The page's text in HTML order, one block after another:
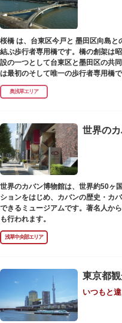
桜橋 は、台東区今戸と 墨田区向島
結ぶ歩行者専用橋です。橋の創架は
設の一つとして台東区と墨田区の共
は最初のそして唯一の歩行者専用橋で
奥浅草エリア
世界の
世界のカバン博物館は、世界約50ヶ
ションをはじめ、カバンの歴史・カ
できるミュージアムです。著名人か
も行われます。
浅草中央部エリア
東京都
いつもと